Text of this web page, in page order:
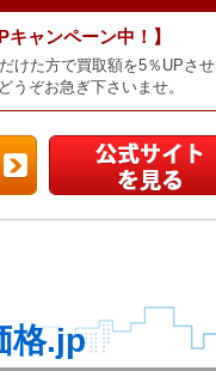
ャンペーン中！】
けた方で買取額を5％UPさ
うぞお急ぎ下さいませ。
格.jp